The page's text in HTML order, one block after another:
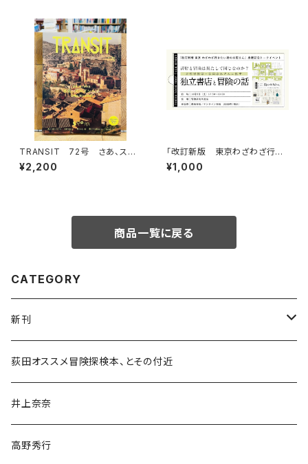
TRANSIT 72号 さあ、スペ
インへ！ 太陽と海と土の国
¥2,200
「改訂新版 東京わざわざ行き
たい街の本屋さん」出版記念ト
ークイベント録画視聴権
¥1,000
商品一覧に戻る
CATEGORY
新刊
和書
文学・小説・物語
随筆・ノンフィクション・その他
荻田オススメ冒険探検本、とその付近
井上奈奈
高野秀行